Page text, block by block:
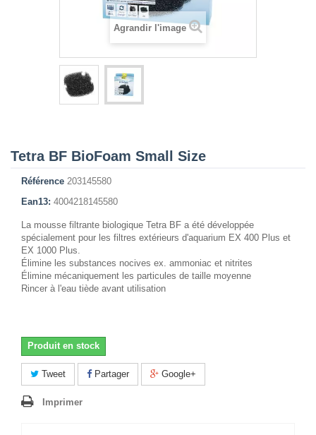
Agrandir l'image
Tetra BF BioFoam Small Size
Référence 203145580
Ean13: 4004218145580
La mousse filtrante biologique Tetra BF a été développée
spécialement pour les filtres extérieurs d'aquarium EX 400 Plus et
EX 1000 Plus.
Élimine les substances nocives ex. ammoniac et nitrites
Élimine mécaniquement les particules de taille moyenne
Rincer à l'eau tiède avant utilisation
Produit en stock
Tweet Partager Google+
Imprimer